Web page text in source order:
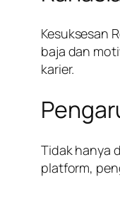
Kesuksesan
baja dan
karier.
Tidak hanya
platform,